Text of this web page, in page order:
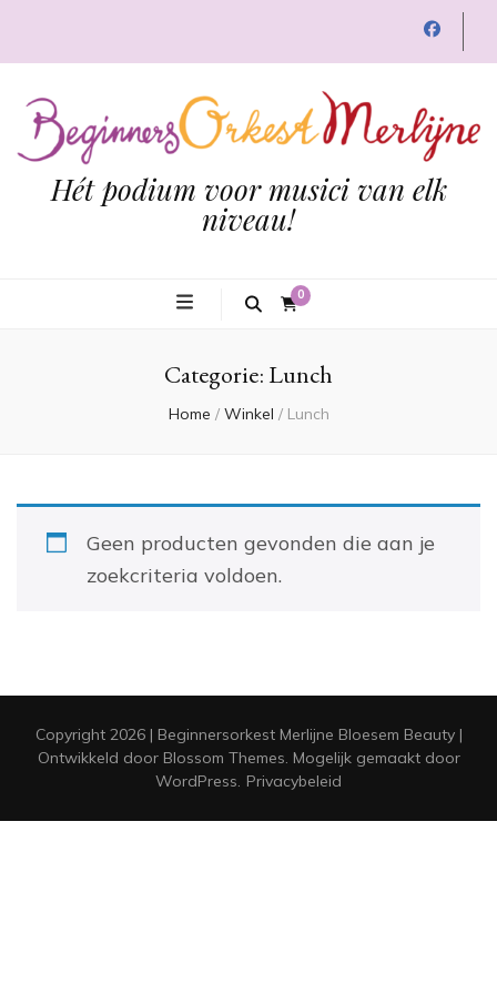
Hét podium voor musici van elk
niveau!
0
Categorie: Lunch
Home / Winkel / Lunch
Geen producten gevonden die aan je
zoekcriteria voldoen.
Copyright 2026 | Beginnersorkest Merlijne Bloesem Beauty |
Ontwikkeld door Blossom Themes. Mogelijk gemaakt door
WordPress. Privacybeleid